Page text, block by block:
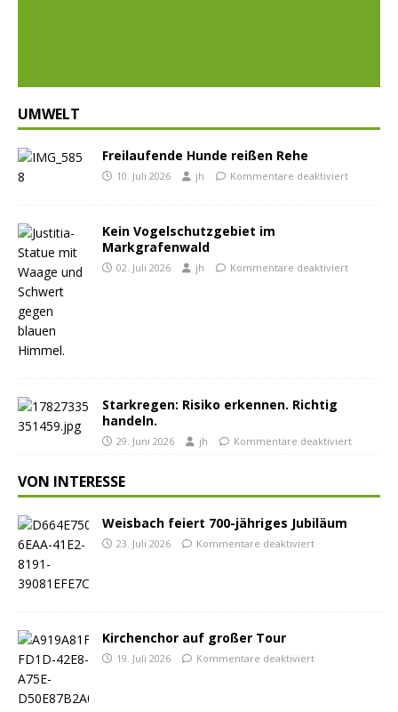
UMWELT
Freilaufende Hunde reißen Rehe
10. Juli 2026 jh Kommentare deaktiviert
Kein Vogelschutzgebiet im
Markgrafenwald
02. Juli 2026 jh Kommentare deaktiviert
Starkregen: Risiko erkennen. Richtig
handeln.
29. Juni 2026 jh Kommentare deaktiviert
VON INTERESSE
Weisbach feiert 700-jähriges Jubiläum
23. Juli 2026 Kommentare deaktiviert
Kirchenchor auf großer Tour
19. Juli 2026 Kommentare deaktiviert